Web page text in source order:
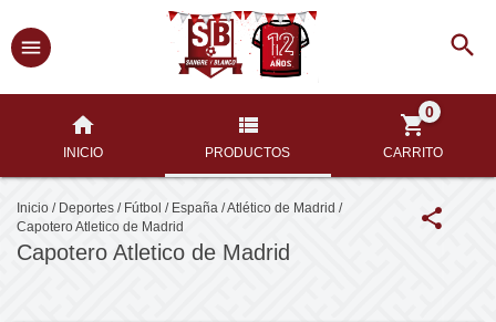
INICIO PRODUCTOS CARRITO
0
Inicio / Deportes / Fútbol / España /Atlético de Madrid /
Capotero Atletico de Madrid
Capotero Atletico de Madrid